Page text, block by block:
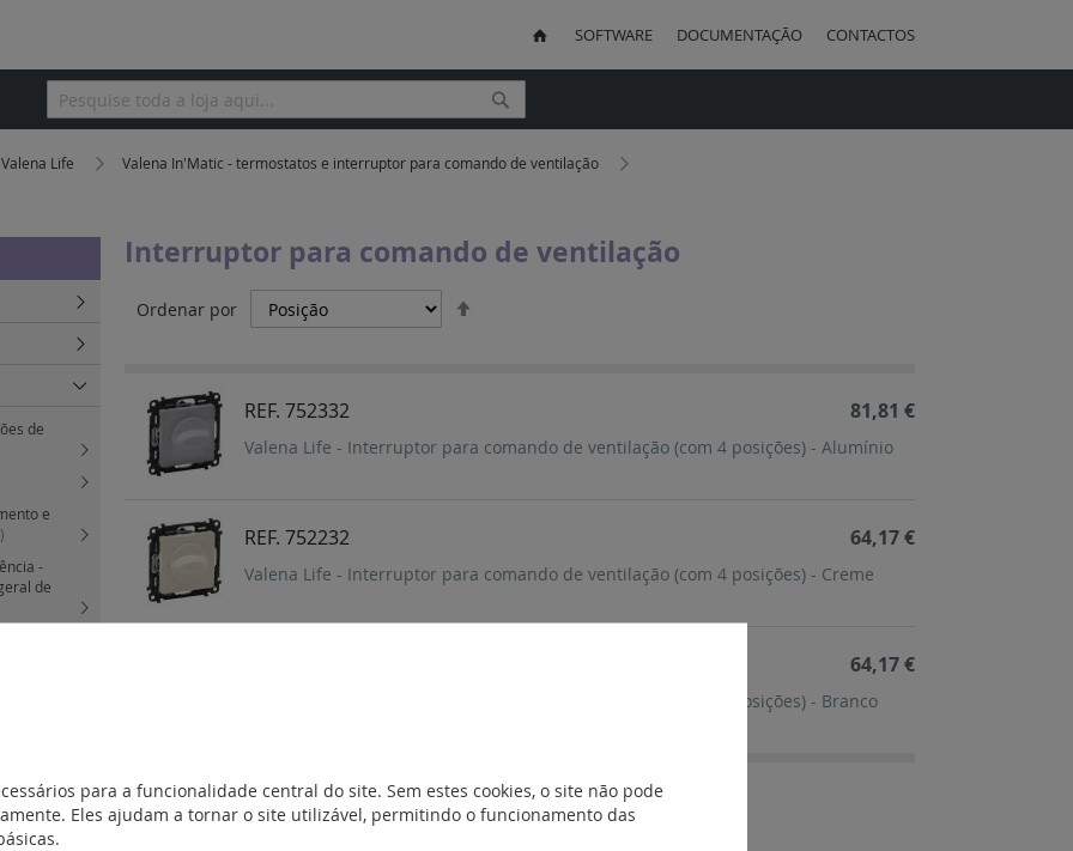
SOFTWARE DOCUMENTAÇÃO CONTACTOS
Pesquisa Pesquisa
Valena Life
Valena In'Matic - termostatos e interruptor para comando de ventilação
Interruptor para comando de ventilação
Ordenar por
REF. 752332
Valena Life - Interruptor para comando de ventilação (com 4 posições) - Alumínio
81,81 €
REF. 752232
Valena Life - Interruptor para comando de ventilação (com 4 posições) - Creme
64,17 €
Valena Life - Interruptor para comando de ventilação (com 4 posições) - Branco
64,17 €
de
e
-
de
para
(13)
para a funcionalidade central do site. Sem estes cookies, o site não pode
Eles ajudam a tornar o site utilizável, permitindo o funcionamento das